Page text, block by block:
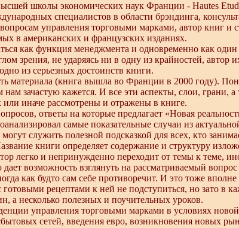
школы экономических наук Франции - Hautes
специалистов в области брэндинга,
управления торговыми марками, автор книг и
в американских и французских изданиях.
как функция менеджмента и одновременно как один
зрения, не ударяясь ни в одну из крайностей, автор
из серьезных достоинств книги.
материала (книга вышла во Франции в 2000 году).
зачастую кажется. И все эти аспекты, слои, грани, а
иначе рассмотрены и отражены в книге.
ответы на которые предлагает «Новая
самые показательные случаи из
служить полезной подсказкой для всех, кто
книги определяет содержание и структуру
легко и непринужденно переходит от темы к теме,
возможность взглянуть на рассматриваемый
как будто сам себе противоречит. И это тоже вполне
рецептами к ней не подступиться, но зато в
а несколько полезных и поучительных уроков.
управления торговыми марками в условиях новой
сетей, введения евро, возникновения новых